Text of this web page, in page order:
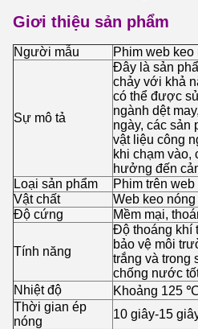
Giơi thiệu sản phẩm
Người mẫu Phim web keo
Sự mô tả
Đây là sản
chảy với khả
có thể được
ngành dệt
ngày, các sản
vật liệu công
khi chạm vào,
hưởng đến
Loại sản phẩm
Phim trên web
Vật chất
Web keo
Độ cứng
Mềm mại,
Tính năng
Độ thoáng khí
bảo vệ môi
trắng và trong
chống nước
Nhiệt độ
Khoảng 125 ℃
Thời gian ép
nóng
10 giây-15